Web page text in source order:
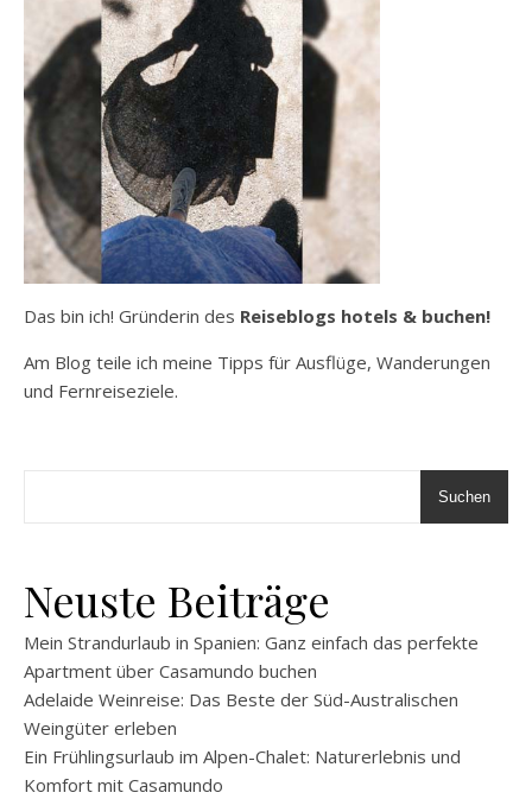
Das bin ich! Gründerin des Reiseblogs hotels & buchen!
Am Blog teile ich meine Tipps für Ausflüge, Wanderungen
und Fernreiseziele.
Suchen
Neuste Beiträge
Mein Strandurlaub in Spanien: Ganz einfach das perfekte
Apartment über Casamundo buchen
Adelaide Weinreise: Das Beste der Süd-Australischen
Weingüter erleben
Ein Frühlingsurlaub im Alpen-Chalet: Naturerlebnis und
Komfort mit Casamundo